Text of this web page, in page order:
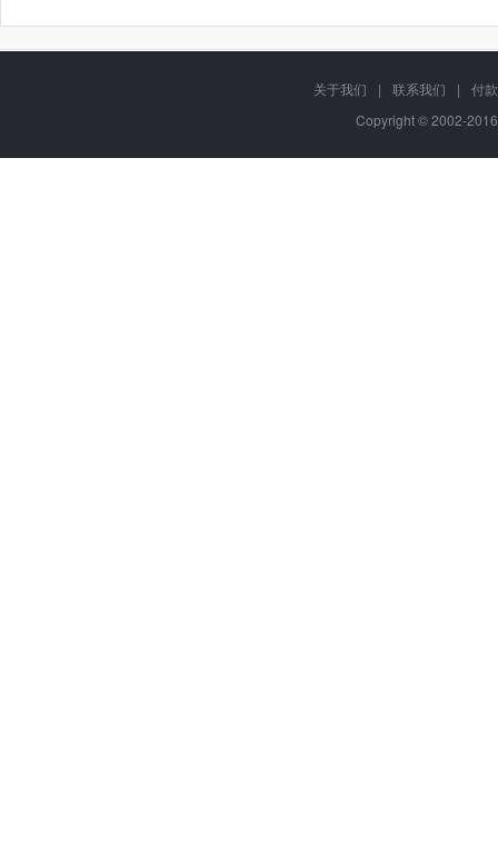
关于我们 | 联系我们 |
付
Copyright © 2002-